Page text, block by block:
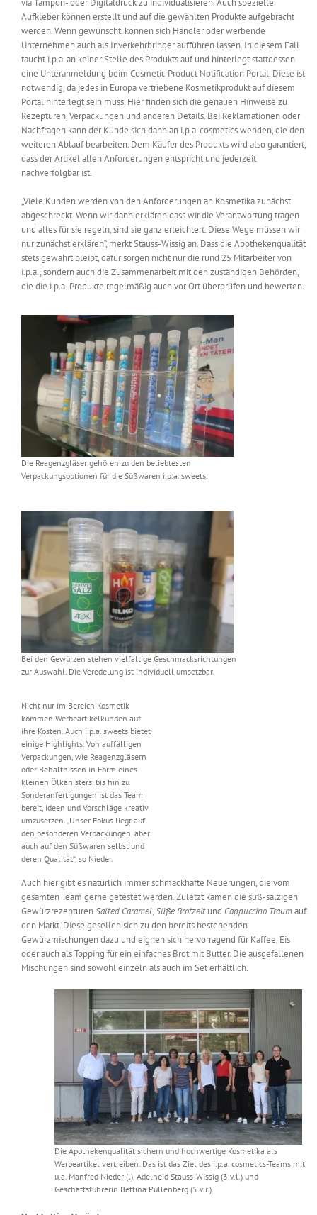
Aufkleber können erstellt und auf die gewählten Produkte aufgebracht
werden. Wenn gewünscht, können sich Händler oder werbende
Unternehmen auch als Inverkehrbringer aufführen lassen. In diesem Fall
taucht i.p.a. an keiner Stelle des Produkts auf und hinterlegt stattdessen
eine Unteranmeldung beim Cosmetic Product Notification Portal. Diese ist
notwendig, da jedes in Europa vertriebene Kosmetikprodukt auf diesem
Portal hinterlegt sein muss. Hier finden sich die genauen Hinweise zu
Rezepturen, Verpackungen und anderen Details. Bei Reklamationen oder
Nachfragen kann der Kunde sich dann an i.p.a. cosmetics wenden, die den
weiteren Ablauf bearbeiten. Dem Käufer des Produkts wird also garantiert,
dass der Artikel allen Anforderungen entspricht und jederzeit
nachverfolgbar ist.
„Viele Kunden werden von den Anforderungen an Kosmetika zunächst
abgeschreckt. Wenn wir dann erklären dass wir die Verantwortung tragen
und alles für sie regeln, sind sie ganz erleichtert. Diese Wege müssen wir
nur zunächst erklären“, merkt Stauss-Wissig an. Dass die Apothekenqualität
stets gewahrt bleibt, dafür sorgen nicht nur die rund 25 Mitarbeiter von
i.p.a., sondern auch die Zusammenarbeit mit den zuständigen Behörden,
die die i.p.a.-Produkte regelmäßig auch vor Ort überprüfen und bewerten.
Die Reagenzgläser gehören zu den beliebtesten
Verpackungsoptionen für die Süßwaren i.p.a. sweets.
Bei den Gewürzen stehen vielfältige Geschmacksrichtungen
zur Auswahl. Die Veredelung ist individuell umsetzbar.
Nicht nur im Bereich Kosmetik
kommen Werbeartikelkunden auf
ihre Kosten. Auch i.p.a. sweets bietet
einige Highlights. Von auffälligen
Verpackungen, wie Reagenzgläsern
oder Behältnissen in Form eines
kleinen Ölkanisters, bis hin zu
Sonderanfertigungen ist das Team
bereit, Ideen und Vorschläge kreativ
umzusetzen. „Unser Fokus liegt auf
den besonderen Verpackungen, aber
auch auf den Süßwaren selbst und
deren Qualität“, so Nieder.
Auch hier gibt es natürlich immer schmackhafte Neuerungen, die vom
gesamten Team gerne getestet werden. Zuletzt kamen die süß-salzigen
GewürzrezepturenSalted Caramel,Süße Brotzeitund Cappuccino Traumauf
den Markt. Diese gesellen sich zu den bereits bestehenden
Gewürzmischungen dazu und eignen sich hervorragend für Kaffee, Eis
oder auch als Topping für ein einfaches Brot mit Butter. Die ausgefallenen
Mischungen sind sowohl einzeln als auch im Set erhältlich.
Die Apothekenqualität sichern und hochwertige Kosmetika als
Werbeartikel vertreiben. Das ist das Ziel des i.p.a. cosmetics-Teams mit
u.a. Manfred Nieder (l), Adelheid Stauss-Wissig (3.v.l.) und
Geschäftsführerin Bettina Püllenberg (5.v.r.).